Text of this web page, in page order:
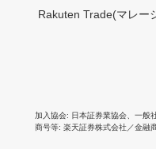
Rakuten Trade(マレー
加入協会 日本証券業協会 一般
商号等 楽天証券株式会社／金融